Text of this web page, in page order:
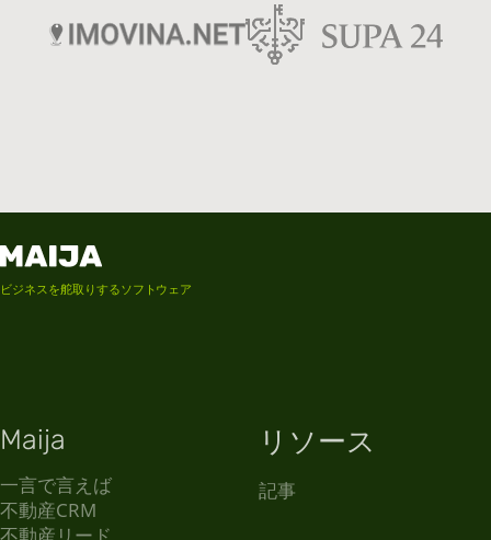
ビジネスを舵取りするソフトウェア
Maija
一言で言えば
不動産CRM
リソース
記事